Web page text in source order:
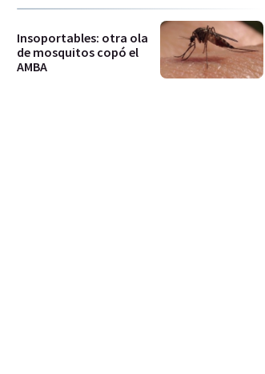
Insoportables: otra ola
de mosquitos copó el
AMBA